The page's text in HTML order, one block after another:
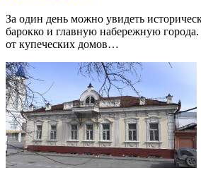
За один день можно увидеть
барокко и главную набережную
от купеческих домов…